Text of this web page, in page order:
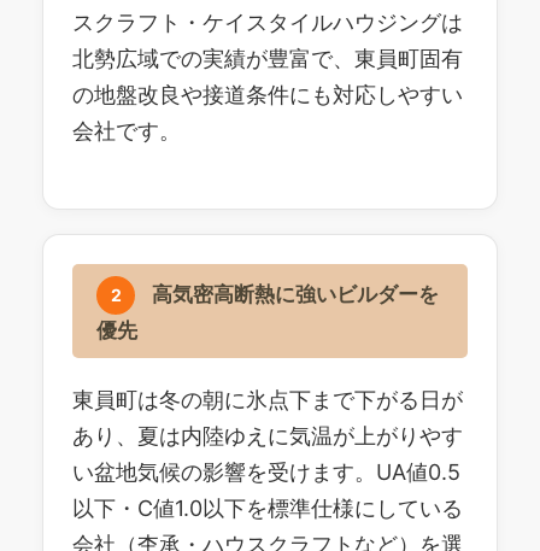
スクラフト・ケイスタイルハウジングは
北勢広域での実績が豊富で、東員町固有
の地盤改良や接道条件にも対応しやすい
会社です。
2
高気密高断熱に強いビルダーを
優先
東員町は冬の朝に氷点下まで下がる日が
あり、夏は内陸ゆえに気温が上がりやす
い盆地気候の影響を受けます。UA値0.5
以下・C値1.0以下を標準仕様にしている
会社（杢承・ハウスクラフトなど）を選